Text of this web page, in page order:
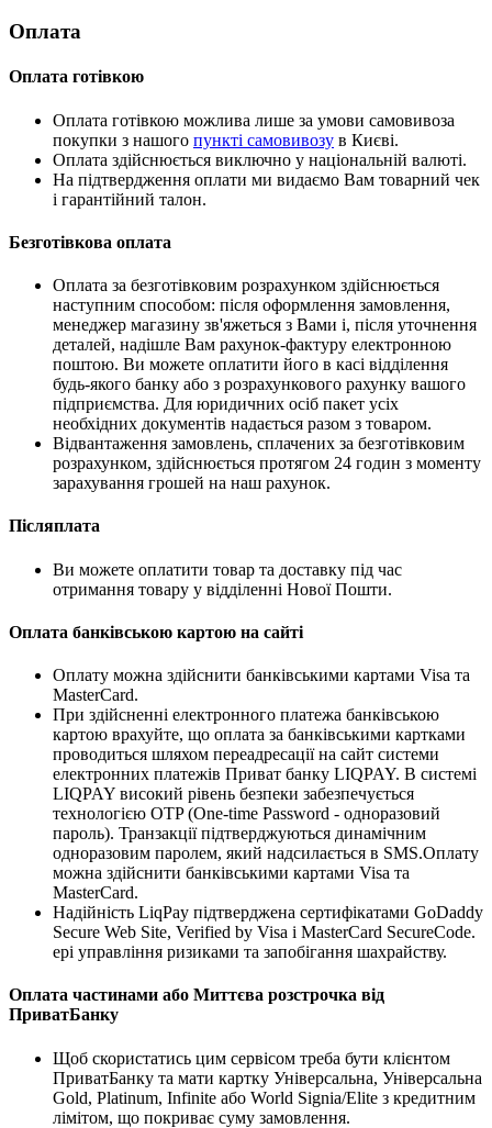
Оплата
Оплата готівкою
Оплата готівкою можлива лише за умови самовивоза
покупки з нашого пункті самовивозу в Києві.
Оплата здійснюється виключно у національній валюті.
На підтвердження оплати ми видаємо Вам товарний чек
і гарантійний талон.
Безготівкова оплата
Оплата за безготівковим розрахунком здійснюється
наступним способом: після оформлення замовлення,
менеджер магазину зв'яжеться з Вами і, після уточнення
деталей, надішле Вам рахунок-фактуру електронною
поштою. Ви можете оплатити його в касі відділення
будь-якого банку або з розрахункового рахунку вашого
підприємства. Для юридичних осіб пакет усіх
необхідних документів надається разом з товаром.
Відвантаження замовлень, сплачених за безготівковим
розрахунком, здійснюється протягом 24 годин з моменту
зарахування грошей на наш рахунок.
Післяплата
Ви можете оплатити товар та доставку під час
отримання товару у відділенні Нової Пошти.
Оплата банківською картою на сайті
Оплату можна здійснити банківськими картами Visa та
MasterCard.
При здійсненні електронного платежа банківською
картою врахуйте, що оплата за банківськими картками
проводиться шляхом переадресації на сайт системи
електронних платежів Приват банку LIQPAY. В системі
LIQPAY високий рівень безпеки забезпечується
технологією OTP (One-time Password - одноразовий
пароль). Транзакції підтверджуються динамічним
одноразовим паролем, який надсилається в SMS.Оплату
можна здійснити банківськими картами Visa та
MasterCard.
Надійність LiqPay підтверджена сертифікатами GoDaddy
Secure Web Site, Verified by Visa і MasterCard SecureCode.
ері управління ризиками та запобігання шахрайству.
Оплата частинами або Миттєва розстрочка від
ПриватБанку
Щоб скористатись цим сервісом треба бути клієнтом
ПриватБанку та мати картку Універсальна, Універсальна
Gold, Platinum, Infinite або World Signia/Elite з кредитним
лімітом, що покриває суму замовлення.